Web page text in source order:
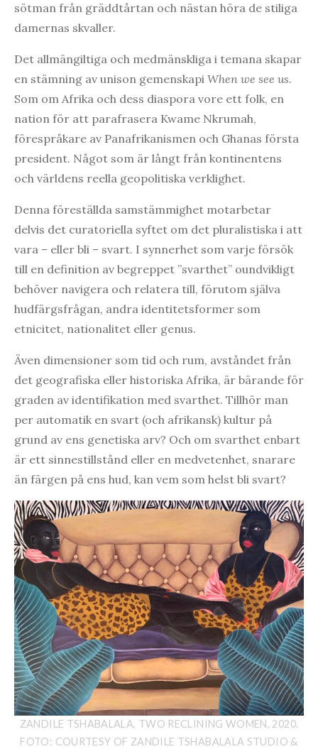
sötman från gräddtårtan och nästan höra de stiliga
damernas skvaller.
Det allmängiltiga och medmänskliga i temana skapar
en stämning av unison gemenskapi When we see us.
Som om Afrika och dess diaspora vore ett folk, en
nation för att parafrasera Kwame Nkrumah,
förespråkare av Panafrikanismen och Ghanas första
president. Något som är långt från kontinentens
och världens reella geopolitiska verklighet.
Denna föreställda samstämmighet motarbetar
delvis det curatoriella syftet om det pluralistiska i att
vara – eller bli – svart. I synnerhet som varje försök
till en definition av begreppet ”svarthet” oundvikligt
behöver navigera och relatera till, förutom själva
hudfärgsfrågan, andra identitetsformer som
etnicitet, nationalitet eller genus.
Även dimensioner som tid och rum, avståndet från
det geografiska eller historiska Afrika, är bärande för
graden av identifikation med svarthet. Tillhör man
per automatik en svart (och afrikansk) kultur på
grund av ens genetiska arv? Och om svarthet enbart
är ett sinnestillstånd eller en medvetenhet, snarare
än färgen på ens hud, kan vem som helst bli svart?
ZANDILE TSHABALALA, TWO RECLINING WOMEN, 2020.
FOTO: COURTESY OF ZANDILE TSHABALALA STUDIO &